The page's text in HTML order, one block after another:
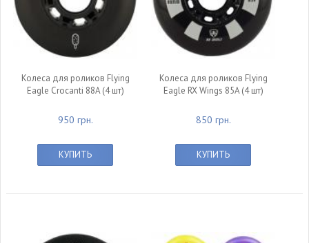
Колеса для роликов Flying
Eagle Crocanti 88A (4 шт)
950 грн.
КУПИТЬ
Колеса для роликов Flying
Eagle RX Wings 85A (4 шт)
850 грн.
КУПИТЬ